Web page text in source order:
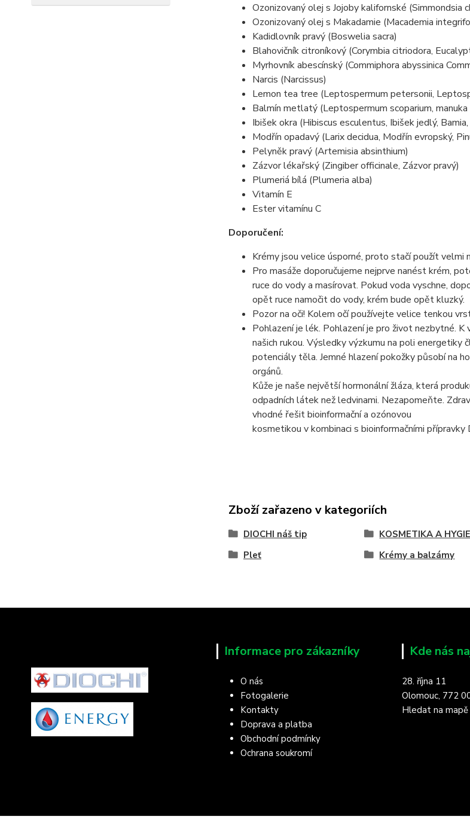
Ozonizovaný olej s Jojoby kalifornské (Simmondsia
Ozonizovaný olej s Makadamie (Macademia
Kadidlovník pravý (Boswelia sacra)
Blahovičník citroníkový (Corymbia citriodora,
Myrhovník abescínský (Commiphora abyssinica
Narcis (Narcissus)
Lemon tea tree (Leptospermum petersonii,
Balmín metlatý (Leptospermum scoparium,
Ibišek okra (Hibiscus esculentus, Ibišek jedlý,
Modřín opadavý (Larix decidua, Modřín evropský,
Pelyněk pravý (Artemisia absinthium)
Zázvor lékařský (Zingiber officinale, Zázvor pravý)
Plumeriá bílá (Plumeria alba)
Vitamín E
Ester vitamínu C
Doporučení:
Krémy jsou velice úsporné, proto stačí použít velmi
Pro masáže doporučujeme nejprve nanést krém,
ruce do vody a masírovat. Pokud voda vyschne,
opět ruce namočit do vody, krém bude opět kluzký.
Pozor na oči! Kolem očí používejte velice tenkou
Pohlazení je lék. Pohlazení je pro život nezbytné.
našich rukou. Výsledky výzkumu na poli
potenciály těla. Jemné hlazení pokožky působí na
orgánů.
Kůže je naše největší hormonální žláza, která
odpadních látek než ledvinami. Nezapomeňte.
vhodné řešit bioinformační a ozónovou
kosmetikou v kombinaci s bioinformačními přípravky
Zboží zařazeno v kategoriích
DIOCHI náš tip KOSMETIKA A
Pleť
Krémy a balzámy
Informace pro zákazníky
O nás
Fotogalerie
Kontakty
Doprava a platba
Obchodní podmínky
Ochrana soukromí
Kde nás
28. října 11
Olomouc, 772
Hledat na mapě